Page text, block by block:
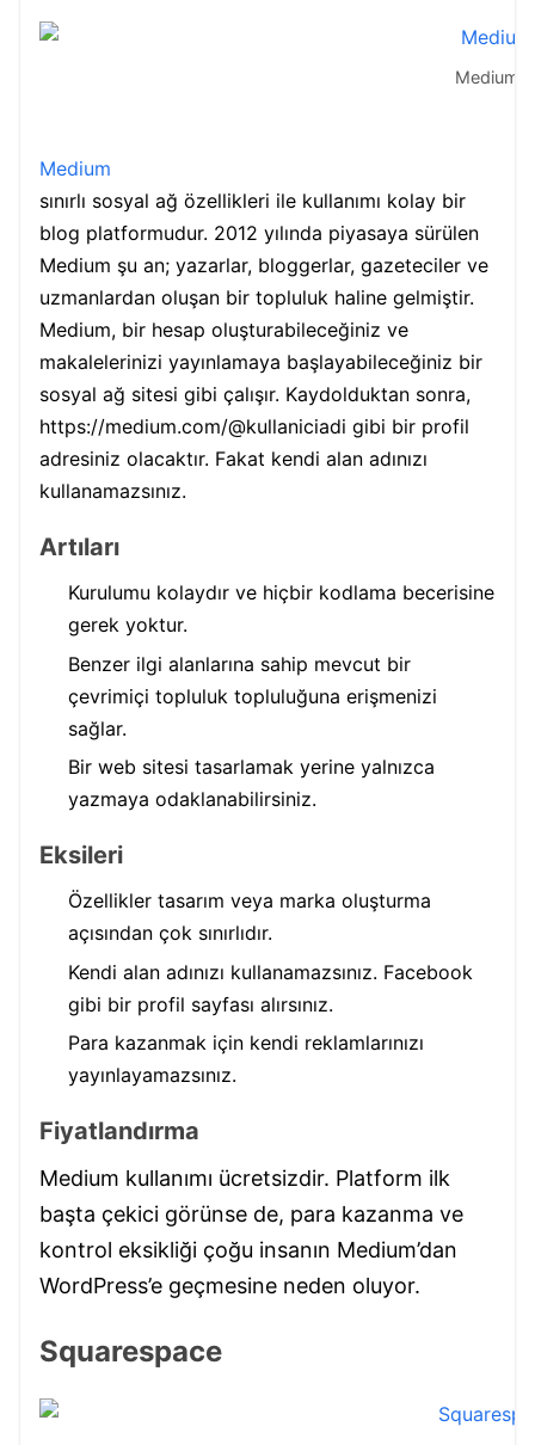
Medium
Medium
sınırlı sosyal ağ özellikleri ile kullanımı kolay bir
blog platformudur. 2012 yılında piyasaya sürülen
Medium şu an; yazarlar, bloggerlar, gazeteciler ve
uzmanlardan oluşan bir topluluk haline gelmiştir.
Medium, bir hesap oluşturabileceğiniz ve
makalelerinizi yayınlamaya başlayabileceğiniz bir
sosyal ağ sitesi gibi çalışır. Kaydolduktan sonra,
https://medium.com/@kullaniciadi gibi bir profil
adresiniz olacaktır. Fakat kendi alan adınızı
kullanamazsınız.
Artıları
Kurulumu kolaydır ve hiçbir kodlama becerisine
gerek yoktur.
Benzer ilgi alanlarına sahip mevcut bir
çevrimiçi topluluk topluluğuna erişmenizi
sağlar.
Bir web sitesi tasarlamak yerine yalnızca
yazmaya odaklanabilirsiniz.
Eksileri
Özellikler tasarım veya marka oluşturma
açısından çok sınırlıdır.
Kendi alan adınızı kullanamazsınız. Facebook
gibi bir profil sayfası alırsınız.
Para kazanmak için kendi reklamlarınızı
yayınlayamazsınız.
Fiyatlandırma
Medium kullanımı ücretsizdir. Platform ilk
başta çekici görünse de, para kazanma ve
kontrol eksikliği çoğu insanın Medium’dan
WordPress’e geçmesine neden oluyor.
Squarespace